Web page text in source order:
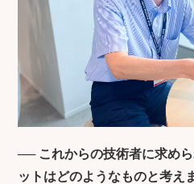
── これからの技術者に求め
ットはどのようなものと考え